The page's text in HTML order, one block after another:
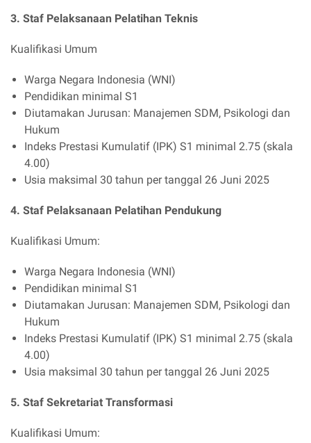
3. Staf Pelaksanaan Pelatihan Teknis
Kualifikasi Umum
Warga Negara Indonesia (WNI)
Pendidikan minimal S1
Diutamakan Jurusan: Manajemen SDM, Psikologi dan
Hukum
Indeks Prestasi Kumulatif (IPK) S1 minimal 2.75 (skala
4.00)
Usia maksimal 30 tahun per tanggal 26 Juni 2025
4. Staf Pelaksanaan Pelatihan Pendukung
Kualifikasi Umum:
Warga Negara Indonesia (WNI)
Pendidikan minimal S1
Diutamakan Jurusan: Manajemen SDM, Psikologi dan
Hukum
Indeks Prestasi Kumulatif (IPK) S1 minimal 2.75 (skala
4.00)
Usia maksimal 30 tahun per tanggal 26 Juni 2025
5. Staf Sekretariat Transformasi
Kualifikasi Umum: